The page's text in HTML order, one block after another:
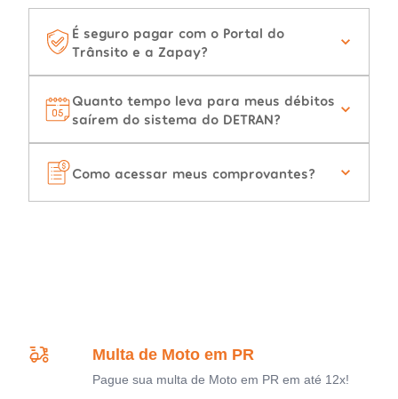
É seguro pagar com o Portal do
Trânsito e a Zapay?
Quanto tempo leva para meus débitos
saírem do sistema do DETRAN?
Como acessar meus comprovantes?
Multa de Moto em PR
Pague sua multa de Moto em PR em até 12x!